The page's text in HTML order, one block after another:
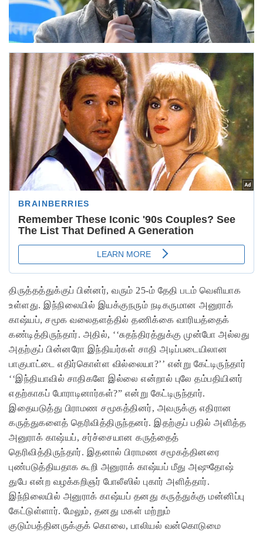
திருத்தத்துக்குப் பின்னர், வரும் 25-ம் தேதி படம் வெளியாக
உள்ளது. இந்நிலையில் இயக்குநரும் நடிகருமான அனுராக்
காஷ்யப், சமூக வலைதளத்தில் தணிக்கை வாரியத்தைக்
கண்டித்திருந்தார். அதில், ‘‘சுதந்திரத்துக்கு முன்போ அல்லது
அதற்குப் பின்னரோ இந்தியர்கள் சாதி அடிப்படையிலான
பாகுபாட்டை எதிர்கொள்ள வில்லையா?’’ என்று கேட்டிருந்தார்
‘‘இந்தியாவில் சாதிகளே இல்லை என்றால் புலே தம்பதியினர்
எதற்காகப் போராடினார்கள்?” என்று கேட்டிருந்தார்.
இதையடுத்து பிராமண சமூகத்தினர், அவருக்கு எதிரான
கருத்துகளைத் தெரிவித்திருந்தனர். இதற்குப் பதில் அளித்த
அனுராக் காஷ்யப், சர்ச்சையான கருத்தைத்
தெரிவித்திருந்தார். இதனால் பிராமண சமூகத்தினரை
புண்படுத்தியதாக கூறி அனுராக் காஷ்யப் மீது அஷுதோஷ்
துபே என்ற வழக்கறிஞர் போலீஸில் புகார் அளித்தார்.
இந்நிலையில் அனுராக் காஷ்யப் தனது கருத்துக்கு மன்னிப்பு
கேட்டுள்ளார். மேலும், தனது மகள் மற்றும்
குடும்பத்தினருக்குக் கொலை, பாலியல் வன்கொடுமை